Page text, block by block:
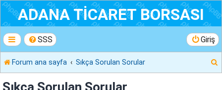
ADANA TİCARET BORSASI
SSS Giriş
Forum ana sayfa Sıkça Sorulan Sorular
Sıkça Sorulan Sorular